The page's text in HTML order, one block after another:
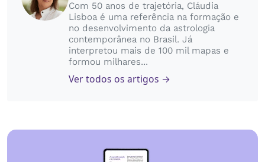
Com 50 anos de trajetória, Cláudia
Lisboa é uma referência na formação e
no desenvolvimento da astrologia
contemporânea no Brasil. Já
interpretou mais de 100 mil mapas e
formou milhares...
Ver todos os artigos →